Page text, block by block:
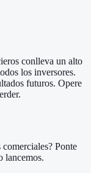
conlleva un alto
los inversores.
futuros. Opere
comerciales? Ponte
lancemos.